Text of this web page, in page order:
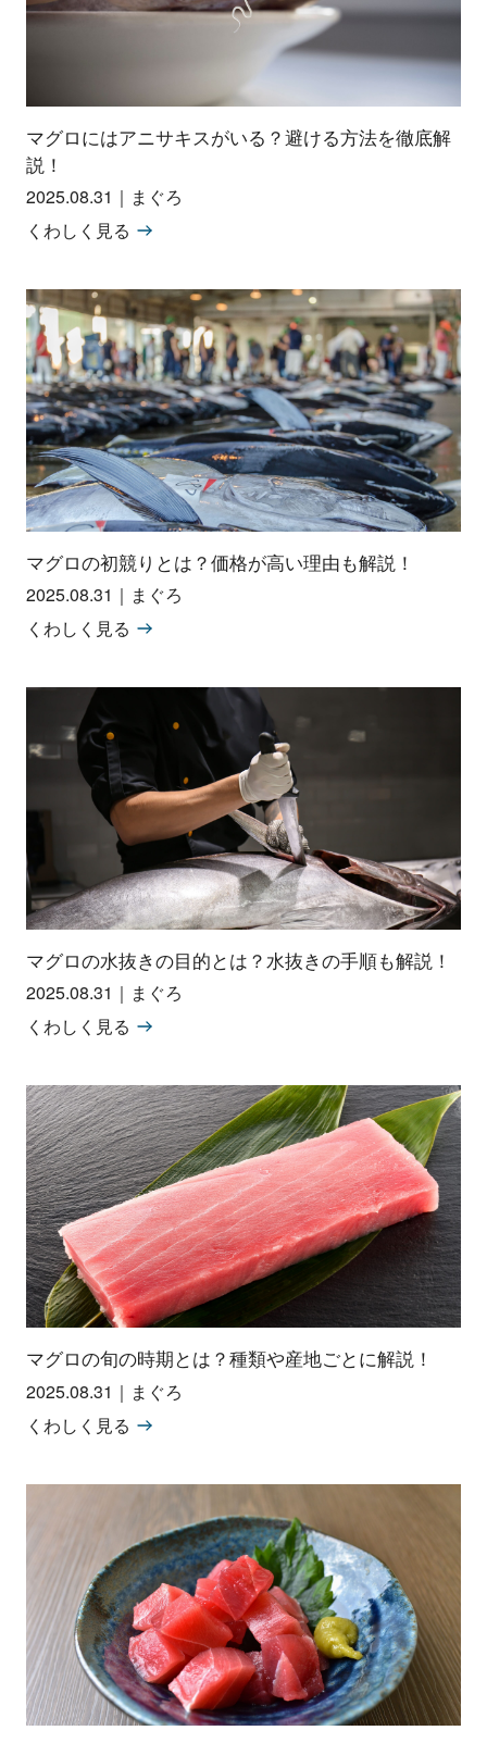
マグロにはアニサキスがいる？避ける方法を徹底解
説！
2025.08.31 ｜ まぐろ
くわしく見る
マグロの初競りとは？価格が高い理由も解説！
2025.08.31 ｜ まぐろ
くわしく見る
マグロの水抜きの目的とは？水抜きの手順も解説！
2025.08.31 ｜ まぐろ
くわしく見る
マグロの旬の時期とは？種類や産地ごとに解説！
2025.08.31 ｜ まぐろ
くわしく見る